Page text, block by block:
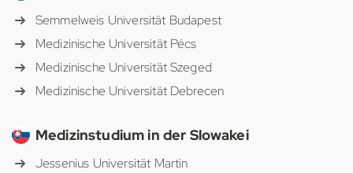
Semmelweis Universität Budapest
Medizinische Universität Pécs
Medizinische Universität Szeged
Medizinische Universität Debrecen
Medizinstudium in der Slowakei
Jessenius Universität Martin